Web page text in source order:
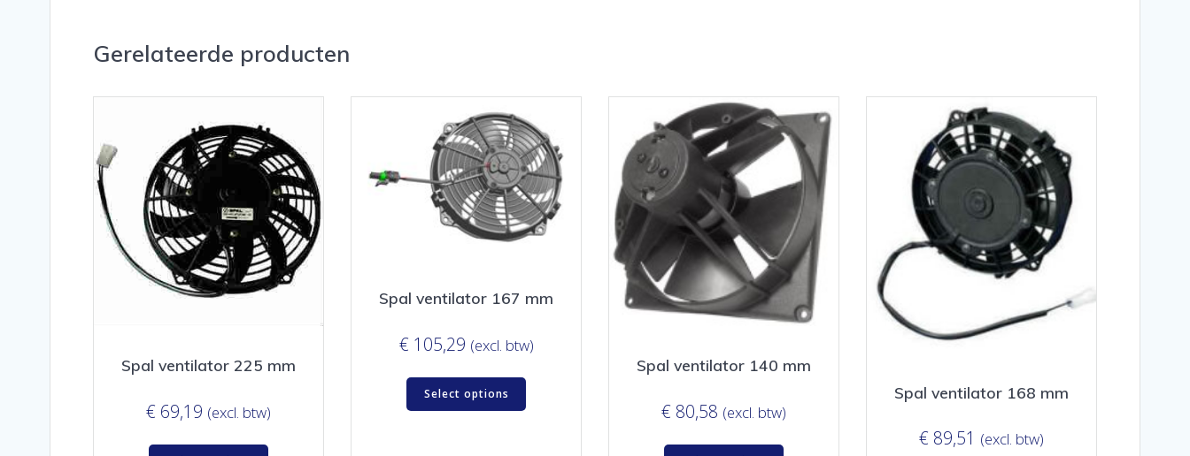
Gerelateerde producten
Spal ventilator 225 mm
€ 69,19 (excl. btw)
Spal ventilator 167 mm
€ 105,29 (excl. btw)
Select options
Spal ventilator 140 mm
€ 80,58 (excl. btw)
Spal ventilator 168 mm
€ 89,51 (excl. btw)